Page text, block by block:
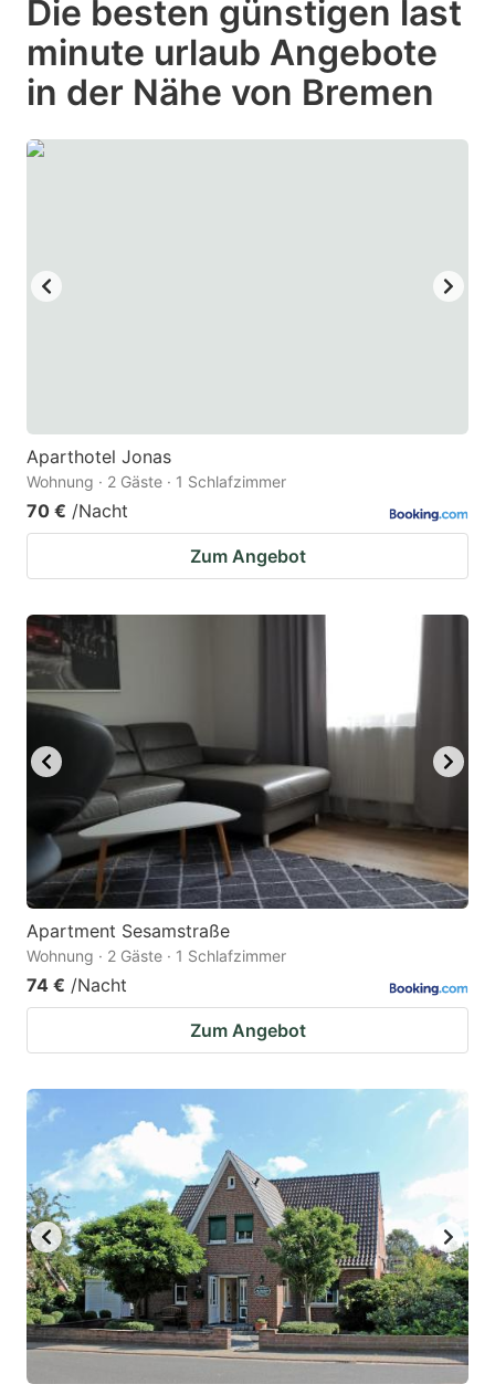
a
date.
Press
changing
dates.
a
date.
Press
Die besten günstigen last
minute urlaub Angebote
in der Nähe von Bremen
Aparthotel Jonas
Wohnung · 2 Gäste · 1 Schlafzimmer
70 € /Nacht
Zum Angebot
Apartment Sesamstraße
Wohnung · 2 Gäste · 1 Schlafzimmer
74 € /Nacht
Zum Angebot